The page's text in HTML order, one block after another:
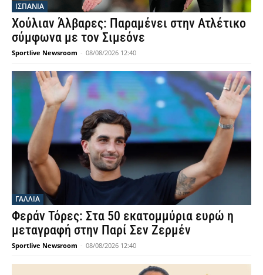
ΙΣΠΑΝΙΑ
Χούλιαν Άλβαρες: Παραμένει στην Ατλέτικο
σύμφωνα με τον Σιμεόνε
Sportlive Newsroom - 08/08/2026 12:40
ΓΑΛΛΙΑ
Φεράν Τόρες: Στα 50 εκατομμύρια ευρώ η
μεταγραφή στην Παρί Σεν Ζερμέν
Sportlive Newsroom - 08/08/2026 12:40